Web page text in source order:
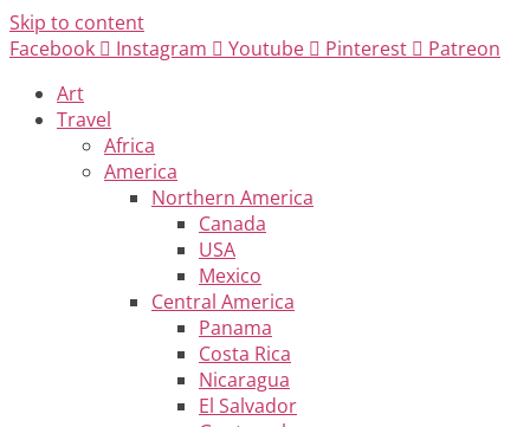
Skip to content
Facebook
Instagram Youtube Pinterest
Patreon
Art
Travel
Africa
America
Northern America
Canada
USA
Mexico
Central America
Panama
Costa Rica
Nicaragua
El Salvador